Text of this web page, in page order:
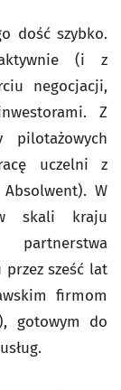
dość szybko.
(i z
negocjacji,
Z
pilotażowych
uczelni z
Absolwent). W
skali kraju
partnerstwa
sześć lat
firmom
gotowym do